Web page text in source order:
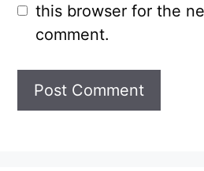
this browser for the
comment.